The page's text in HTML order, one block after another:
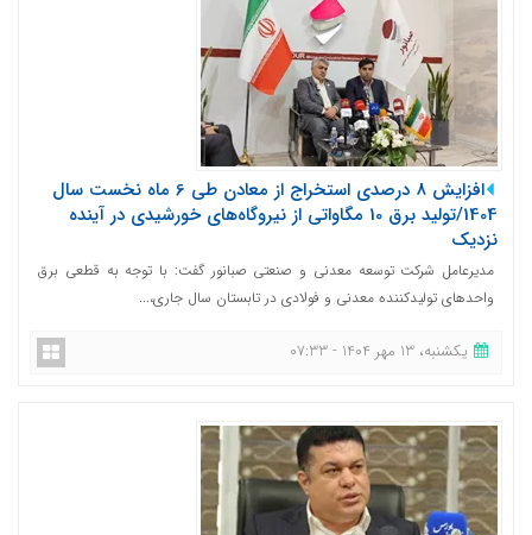
افزایش 8 درصدی استخراج از معادن طی 6 ماه نخست سال
1404/تولید برق 10 مگاواتی از نیروگاه‌های خورشیدی در آینده
نزدیک
مدیرعامل شرکت توسعه معدنی و صنعتی صبانور گفت: با توجه به قطعی برق
واحدهای تولیدکننده معدنی و فولادی در تابستان سال جاری،...
یکشنبه، 13 مهر 1404 - 07:33